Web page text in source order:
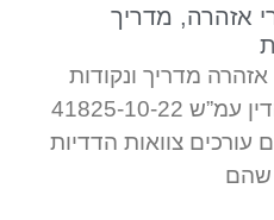
אזהרה, מדריך
מדריך ונקודות
חשובות בעקבות פסקי הדין עמ”ש 41825-10-22
זוגות רבים עורכים צוואות הדדיות
שהם